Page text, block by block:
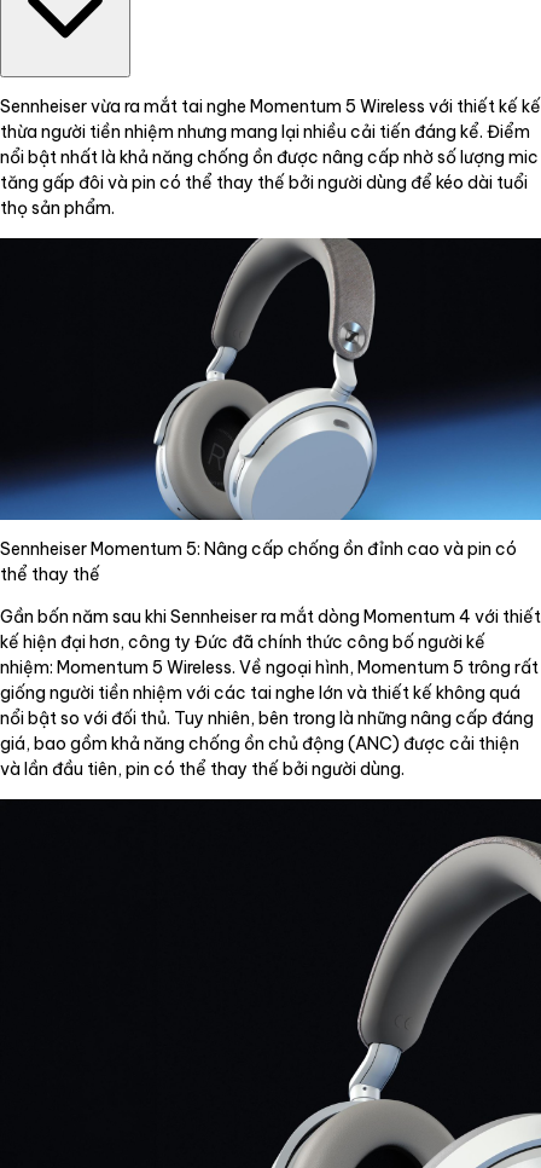
Sennheiser vừa ra mắt tai nghe Momentum 5 Wireless với thiết kế kế
thừa người tiền nhiệm nhưng mang lại nhiều cải tiến đáng kể. Điểm
nổi bật nhất là khả năng chống ồn được nâng cấp nhờ số lượng mic
tăng gấp đôi và pin có thể thay thế bởi người dùng để kéo dài tuổi
thọ sản phẩm.
Sennheiser Momentum 5: Nâng cấp chống ồn đỉnh cao và pin có
thể thay thế
Gần bốn năm sau khi Sennheiser ra mắt dòng Momentum 4 với thiết
kế hiện đại hơn, công ty Đức đã chính thức công bố người kế
nhiệm: Momentum 5 Wireless. Về ngoại hình, Momentum 5 trông rất
giống người tiền nhiệm với các tai nghe lớn và thiết kế không quá
nổi bật so với đối thủ. Tuy nhiên, bên trong là những nâng cấp đáng
giá, bao gồm khả năng chống ồn chủ động (ANC) được cải thiện
và lần đầu tiên, pin có thể thay thế bởi người dùng.